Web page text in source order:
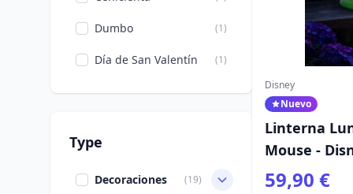
Dumbo (1)
Día de San Valentín (1)
El Rey León (1)
Halloween (4)
Type
Decoraciones (19)
Disney
Nuevo
Linterna
Mouse -
59,90 €